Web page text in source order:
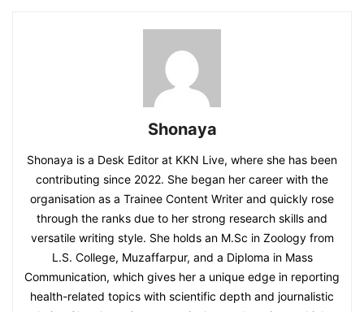
Shonaya
Shonaya is a Desk Editor at KKN Live, where she has been
contributing since 2022. She began her career with the
organisation as a Trainee Content Writer and quickly rose
through the ranks due to her strong research skills and
versatile writing style. She holds an M.Sc in Zoology from
L.S. College, Muzaffarpur, and a Diploma in Mass
Communication, which gives her a unique edge in reporting
health-related topics with scientific depth and journalistic